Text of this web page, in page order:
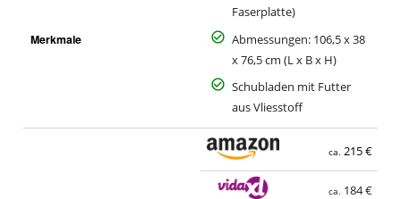
Merkmale
Faserplatte)
Abmessungen: 106,5 x 38
x 76,5 cm (L x B x H)
Schubladen mit Futter
aus Vliesstoff
ca. 215 €
ca. 184 €